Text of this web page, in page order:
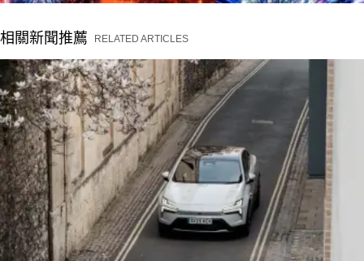
相關新聞推薦 RELATED ARTICLES